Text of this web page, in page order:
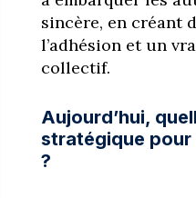
sincère, en créant
l’adhésion et un
collectif.
Aujourd’hui,
stratégique pour
?